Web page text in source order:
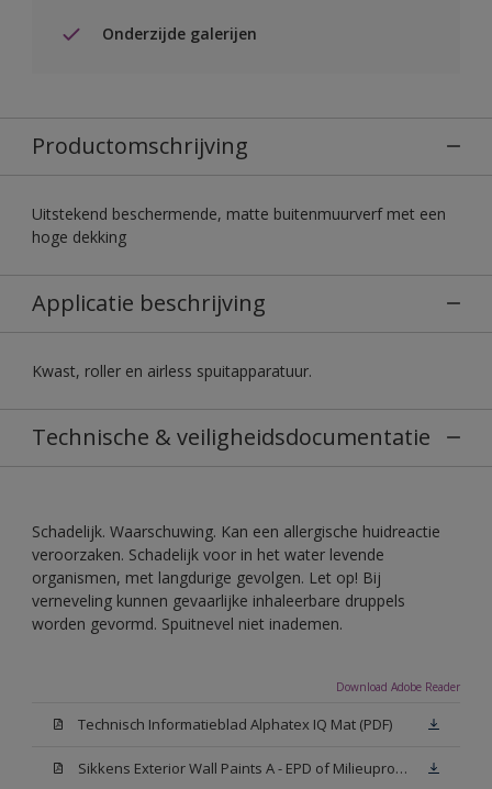
Onderzijde galerijen
Productomschrijving
Uitstekend beschermende, matte buitenmuurverf met een
hoge dekking
Applicatie beschrijving
Kwast, roller en airless spuitapparatuur.
Technische & veiligheidsdocumentatie
Schadelijk. Waarschuwing. Kan een allergische huidreactie
veroorzaken. Schadelijk voor in het water levende
organismen, met langdurige gevolgen. Let op! Bij
verneveling kunnen gevaarlijke inhaleerbare druppels
worden gevormd. Spuitnevel niet inademen.
Download Adobe Reader
Technisch Informatieblad Alphatex IQ Mat (PDF)
Sikkens Exterior Wall Paints A - EPD of Milieuproductverklaring